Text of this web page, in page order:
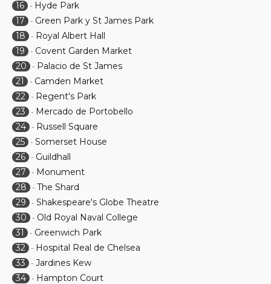
16 - Hyde Park
17
- Green Park y St James Park
18
- Royal Albert Hall
19
- Covent Garden Market
20
- Palacio de St James
21
- Camden Market
22 - Regent's Park
23
- Mercado de Portobello
24 - Russell Square
25 - Somerset House
26 - Guildhall
27
- Monument
28
- The Shard
29
- Shakespeare's Globe Theatre
30
- Old Royal Naval College
31
- Greenwich Park
32 - Hospital Real de Chelsea
33
- Jardines Kew
34 - Hampton Court